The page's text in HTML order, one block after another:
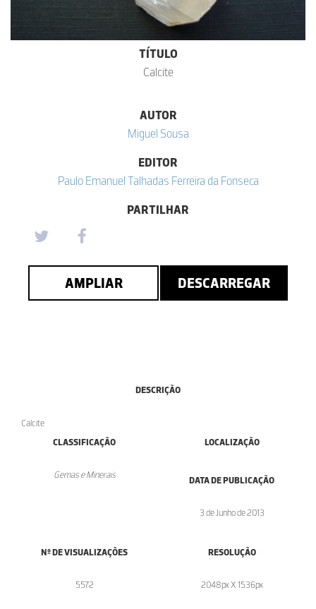
TÍTULO
Calcite
AUTOR
Miguel Sousa
EDITOR
Paulo Emanuel Talhadas Ferreira da Fonseca
PARTILHAR
AMPLIAR DESCARREGAR
DESCRIÇÃO
Calcite
CLASSIFICAÇÃO
Gemas e Minerais
LOCALIZAÇÃO
DATA DE PUBLICAÇÃO
3 de Junho de 2013
Nº DE VISUALIZAÇÕES
5572
RESOLUÇÃO
2048px X 1536px